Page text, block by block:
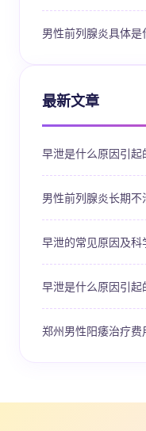
男性前列腺炎具体
最新文章
早泄是什么原因引
男性前列腺炎长期
早泄的常见原因及科
早泄是什么原因引
郑州男性阳痿治疗